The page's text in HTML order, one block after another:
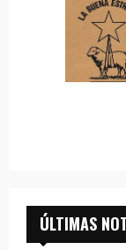
ÚLTIMAS